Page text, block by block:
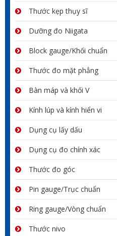
Thước kẹp thụy sĩ
Dưỡng đo Niigata
Block gauge/Khối chuẩn
Thước đo mặt phẳng
Bàn máp và khối V
Kính lúp và kính hiển vi
Dụng cụ lấy dấu
Dụng cụ đo chính xác
Thước đo góc
Pin gauge/Trục chuẩn
Ring gauge/Vòng chuẩn
Thước nivo